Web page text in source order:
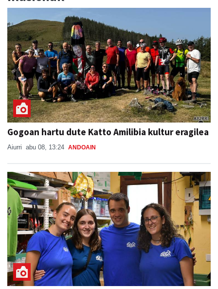
Gogoan hartu dute Katto Amilibia kultur eragilea
Aiurri abu 08, 13:24 ANDOAIN